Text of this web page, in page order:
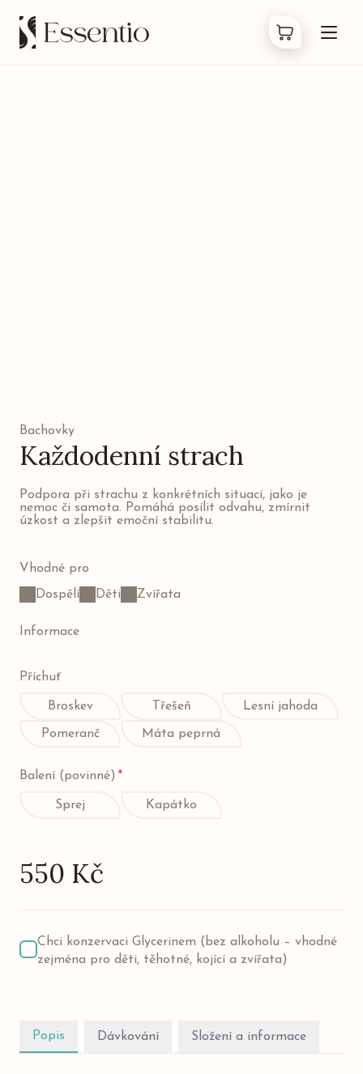
Bachovky
Každodenní strach
Podpora při strachu z konkrétních situací, jako je
nemoc či samota. Pomáhá posílit odvahu, zmírnit
úzkost a zlepšit emoční stabilitu.
Vhodné pro
Dospělí
Děti Zvířata
Informace
Příchuť
Broskev Třešeň Lesní jahoda
Pomeranč Máta peprná
Balení (povinné) *
Sprej Kapátko
550 Kč
Chci konzervaci Glycerinem (bez alkoholu – vhodné
zejména pro děti, těhotné, kojící a zvířata)
Popis Dávkování Složení a informace